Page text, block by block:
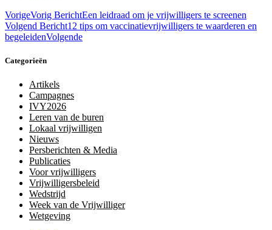
VorigeVorig BerichtEen leidraad om je vrijwilligers te screenen
Volgend Bericht12 tips om vaccinatievrijwilligers te waarderen en
begeleidenVolgende
Categorieën
Artikels
Campagnes
IVY2026
Leren van de buren
Lokaal vrijwilligen
Nieuws
Persberichten & Media
Publicaties
Voor vrijwilligers
Vrijwilligersbeleid
Wedstrijd
Week van de Vrijwilliger
Wetgeving